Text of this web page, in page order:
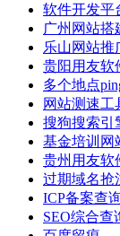
软件开发平
广州网站搭
乐山网站推
贵阳用友软
多个地点
网站测速工
搜狗搜索引
基金培训网
贵州用友软
过期域名抢
ICP备案查
SEO综合查